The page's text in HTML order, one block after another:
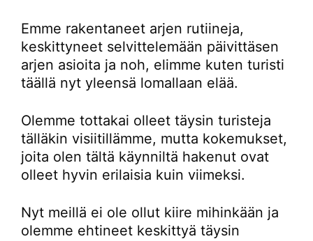
Emme rakentaneet arjen rutiineja,
keskittyneet selvittelemään päivittäsen
arjen asioita ja noh, elimme kuten turisti
täällä nyt yleensä lomallaan elää.
Olemme tottakai olleet täysin turisteja
tälläkin visiitillämme, mutta kokemukset,
joita olen tältä käynniltä hakenut ovat
olleet hyvin erilaisia kuin viimeksi.
Nyt meillä ei ole ollut kiire mihinkään ja
olemme ehtineet keskittyä täysin